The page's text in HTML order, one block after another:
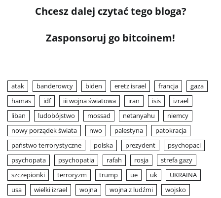
Chcesz dalej czytać tego bloga?
Zasponsoruj go bitcoinem!
atak banderowcy biden eretz israel francja
gaza
hamas
idf iii wojna światowa iran isis
izrael
liban
ludobójstwo mossad netanyahu
niemcy
nowy porządek świata
nwo palestyna
patokracja
państwo terrorystyczne
polska prezydent
psychopaci
psychopata
psychopatia rafah rosja
strefa gazy
szczepionki
terroryzm trump ue uk
UKRAINA
usa
wielki izrael wojna wojna z ludźmi wojsko